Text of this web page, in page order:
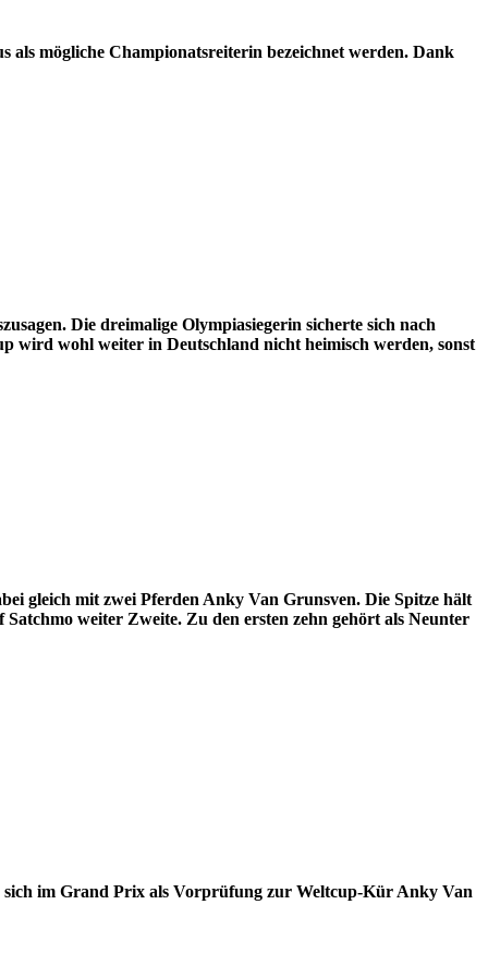
mögliche Championatsreiterin bezeichnet werden. Dank
Die dreimalige Olympiasiegerin sicherte sich nach
wird wohl weiter in Deutschland nicht heimisch werden, sonst
gleich mit zwei Pferden Anky Van Grunsven. Die Spitze hält
weiter Zweite. Zu den ersten zehn gehört als Neunter
sich im Grand Prix als Vorprüfung zur Weltcup-Kür Anky Van